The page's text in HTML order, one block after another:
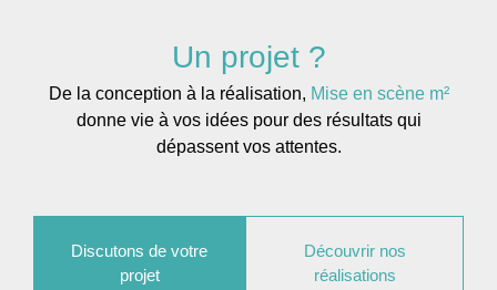
Un projet ?
De la conception à la réalisation, Mise en scène m²
donne vie à vos idées pour des résultats qui
dépassent vos attentes.
Découvrir nos
réalisations
Discutons de votre
projet